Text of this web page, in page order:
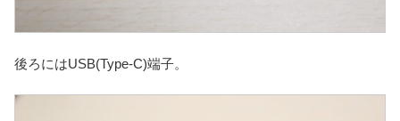
後ろにはUSB(Type-C)端子。